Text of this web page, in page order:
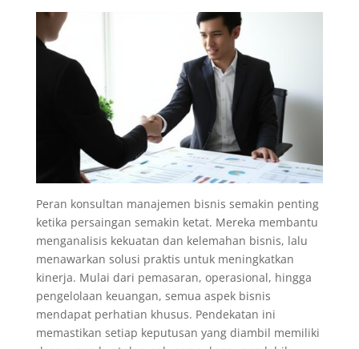
Peran konsultan manajemen bisnis semakin penting
ketika persaingan semakin ketat. Mereka membantu
menganalisis kekuatan dan kelemahan bisnis, lalu
menawarkan solusi praktis untuk meningkatkan
kinerja. Mulai dari pemasaran, operasional, hingga
pengelolaan keuangan, semua aspek bisnis
mendapat perhatian khusus. Pendekatan ini
memastikan setiap keputusan yang diambil memiliki